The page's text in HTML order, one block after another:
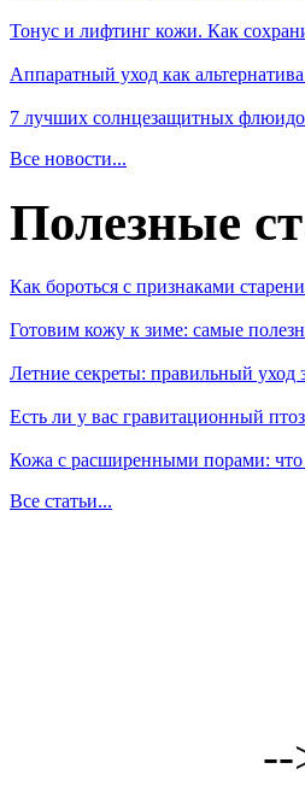
Тонус и лифтинг кожи. Как
Аппаратный уход как
7 лучших солнцезащитных
Все новости...
Полезные
Как бороться с признаками
Готовим кожу к зиме: самые
Летние секреты: правильный уход
Есть ли у вас гравитационный
Кожа с расширенными порами: что
Все статьи...
--